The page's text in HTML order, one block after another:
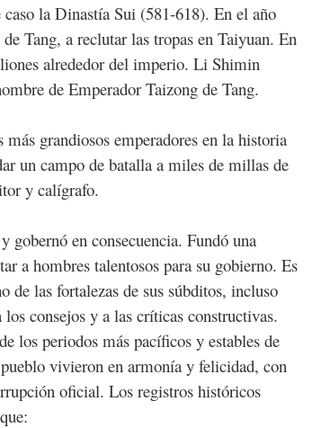
la Dinastía Sui (581-618). En el año
Tang, a reclutar las tropas en Taiyuan. En
alrededor del imperio. Li Shimin
de Emperador Taizong de Tang.
grandiosos emperadores en la historia
un campo de batalla a miles de millas de
y calígrafo.
gobernó en consecuencia. Fundó una
a hombres talentosos para su gobierno. Es
de las fortalezas de sus súbditos, incluso
consejos y a las críticas constructivas.
los periodos más pacíficos y estables de
vivieron en armonía y felicidad, con
oficial. Los registros históricos